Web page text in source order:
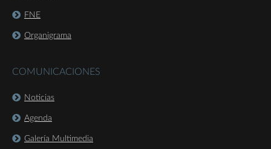
FNE
Organigrama
COMUNICACIONES
Noticias
Agenda
Galería Multimedia